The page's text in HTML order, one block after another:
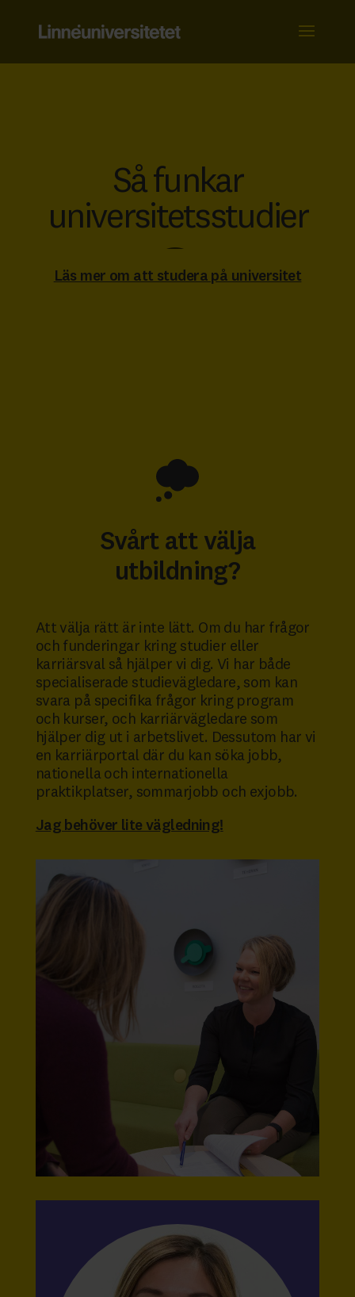
content
Så funkar
universitets­­studier
Läs mer om att studera på universitet
Svårt att välja
utbildning?
Att välja rätt är inte lätt. Om du har frågor
och funderingar kring studier eller
karriärsval så hjälper vi dig. Vi har både
specialiserade studievägledare, som kan
svara på specifika frågor kring program
och kurser, och karriärvägledare som
hjälper dig ut i arbetslivet. Dessutom har vi
en karriärportal där du kan söka jobb,
nationella och internationella
praktikplatser, sommarjobb och exjobb.
Jag behöver lite vägledning!